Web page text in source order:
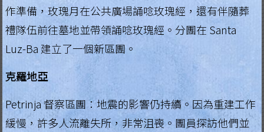
作準備，玫瑰月在公共廣場誦唸玫瑰經，還有伴隨葬
禮隊伍前往墓地並帶領誦唸玫瑰經。分團在 Santa
Luz-Ba 建立了一個新區團。
克羅地亞
Petrinja 督察區團：地震的影響仍持續。因為重建工作
緩慢，許多人流離失所，非常沮喪。團員探訪他們並